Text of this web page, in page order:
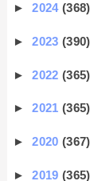
►2024(368)
►2023(390)
►2022(365)
►2021(365)
►2020(367)
►2019(365)